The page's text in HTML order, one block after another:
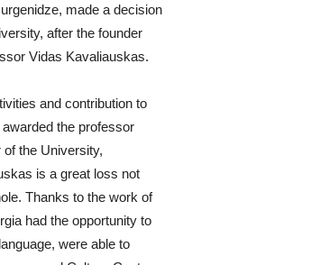
made a decision
after the founder
Vidas Kavaliauskas.
and contribution to
the professor
the University,
is a great loss not
Thanks to the work of
had the opportunity to
were able to